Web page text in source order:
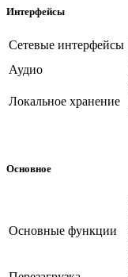
Интерфейсы
Сетевые интерфейсы
Аудио
Локальное хранение
Основное
Основные функции